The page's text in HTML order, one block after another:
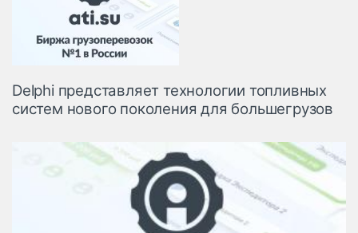
Delphi представляет технологии топливных
систем нового поколения для большегрузов